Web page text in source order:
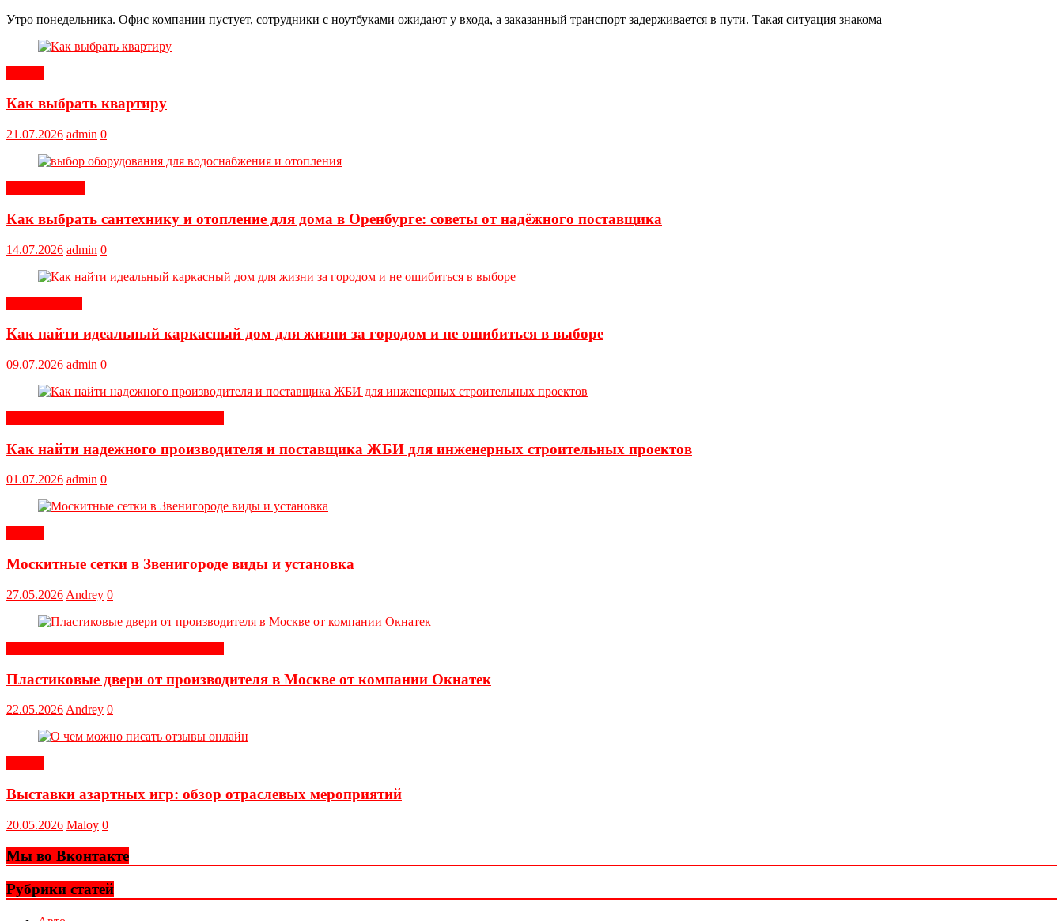
Утро понедельника. Офис компании пустует, сотрудники с ноутбуками ожидают у входа, а заказанный транспорт задерживается в пути. Такая ситуация знакома
Как выбрать квартиру
21.07.2026 admin 0
Как выбрать сантехнику и отопление для дома в Оренбурге: советы от надёжного поставщика
14.07.2026 admin 0
Как найти идеальный каркасный дом для жизни за городом и не ошибиться в выборе
09.07.2026 admin 0
Как найти надежного производителя и поставщика ЖБИ для инженерных строительных проектов
01.07.2026 admin 0
Москитные сетки в Звенигороде виды и установка
27.05.2026 Andrey 0
Пластиковые двери от производителя в Москве от компании Окнатек
22.05.2026 Andrey 0
Выставки азартных игр: обзор отраслевых мероприятий
20.05.2026 Maloy 0
Мы во Вконтакте
Рубрики статей